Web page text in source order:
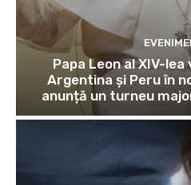
Papa Leon al XIV-
Argentina și Peru în
anunță un turneu